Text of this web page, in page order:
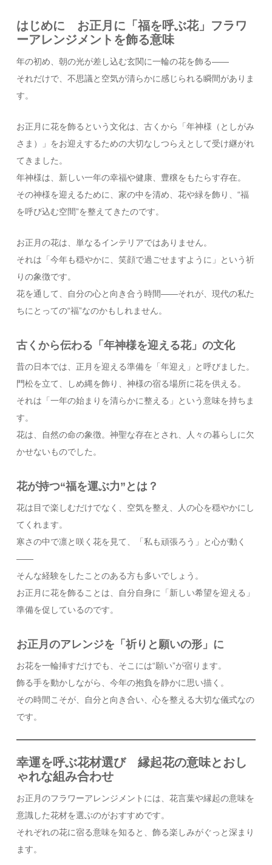
はじめに お正月に「福を呼ぶ花」フラワ
ーアレンジメントを飾る意味
年の初め、朝の光が差し込む玄関に一輪の花を飾る――
それだけで、不思議と空気が清らかに感じられる瞬間がありま
す。
お正月に花を飾るという文化は、古くから「年神様（としがみ
さま）」をお迎えするための大切なしつらえとして受け継がれ
てきました。
年神様は、新しい一年の幸福や健康、豊穣をもたらす存在。
その神様を迎えるために、家の中を清め、花や緑を飾り、“福
を呼び込む空間”を整えてきたのです。
お正月の花は、単なるインテリアではありません。
それは「今年も穏やかに、笑顔で過ごせますように」という祈
りの象徴です。
花を通して、自分の心と向き合う時間――それが、現代の私た
ちにとっての“福”なのかもしれません。
古くから伝わる「年神様を迎える花」の文化
昔の日本では、正月を迎える準備を「年迎え」と呼びました。
門松を立て、しめ縄を飾り、神様の宿る場所に花を供える。
それは「一年の始まりを清らかに整える」という意味を持ちま
す。
花は、自然の命の象徴。神聖な存在とされ、人々の暮らしに欠
かせないものでした。
花が持つ“福を運ぶ力”とは？
花は目で楽しむだけでなく、空気を整え、人の心を穏やかにし
てくれます。
寒さの中で凛と咲く花を見て、「私も頑張ろう」と心が動く
――
そんな経験をしたことのある方も多いでしょう。
お正月に花を飾ることは、自分自身に「新しい希望を迎える」
準備を促しているのです。
お正月のアレンジを「祈りと願いの形」に
お花を一輪挿すだけでも、そこには“願い”が宿ります。
飾る手を動かしながら、今年の抱負を静かに思い描く。
その時間こそが、自分と向き合い、心を整える大切な儀式なの
です。
幸運を呼ぶ花材選び 縁起花の意味とおし
ゃれな組み合わせ
お正月のフラワーアレンジメントには、花言葉や縁起の意味を
意識した花材を選ぶのがおすすめです。
それぞれの花に宿る意味を知ると、飾る楽しみがぐっと深まり
ます。